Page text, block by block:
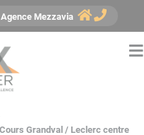
Agence Mezzavia
Grandval / Leclerc centre